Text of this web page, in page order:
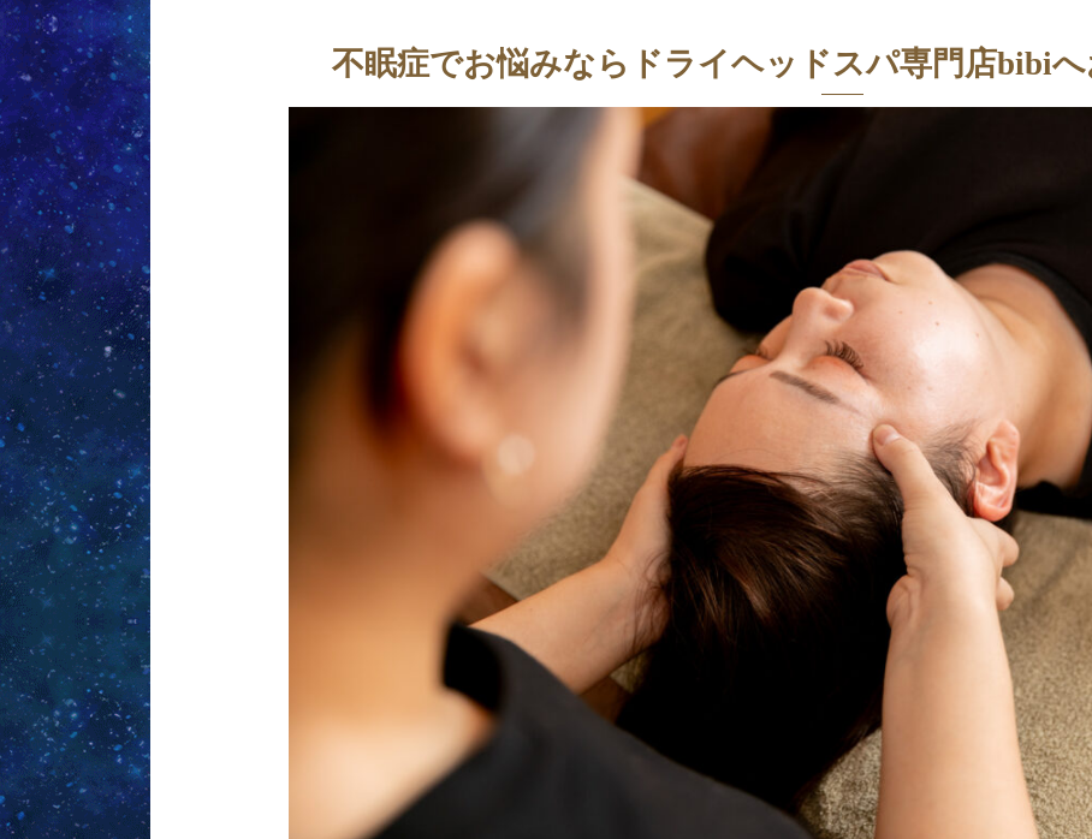
不眠症でお悩みならドライヘッドスパ専門店bibiへ